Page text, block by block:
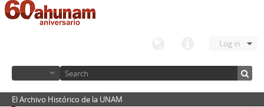
Log in
El Archivo Histórico de la UNAM